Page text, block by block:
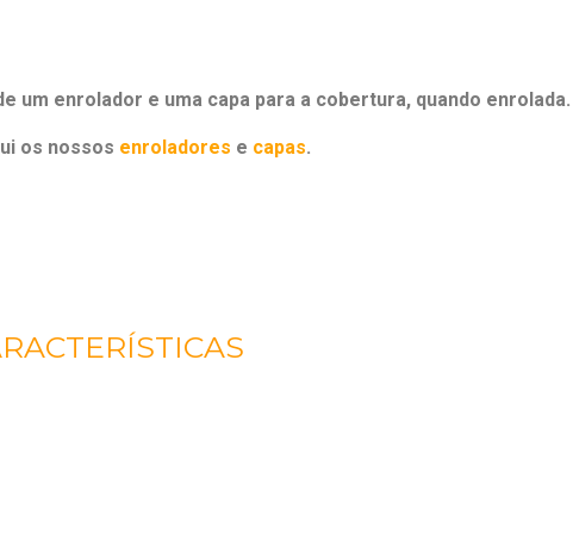
um enrolador e uma capa para a cobertura, quando enrolada.
os nossos enroladores e capas.